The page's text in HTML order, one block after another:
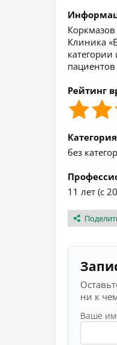
Клиника
Рейтинг
без
11 лет (с
ни к
Ваше